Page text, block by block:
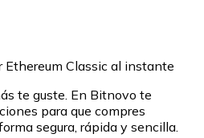
Ethereum Classic al instante
te guste. En Bitnovo te
para que compres
segura, rápida y sencilla.